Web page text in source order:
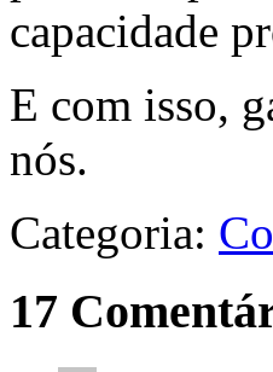
capacidade
E com isso,
nós.
Categoria:
17